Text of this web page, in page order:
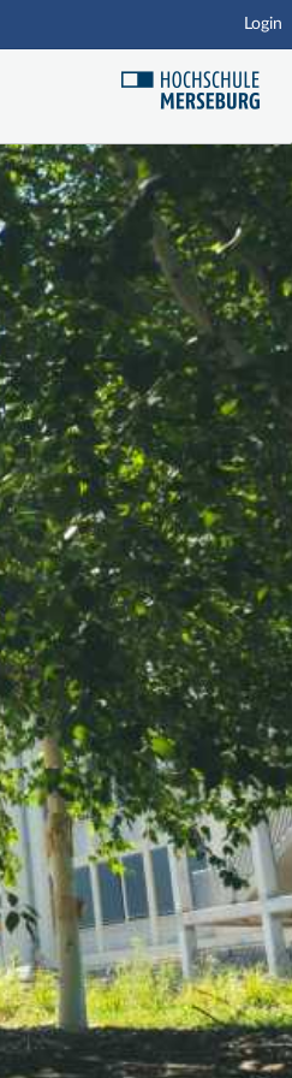
Login